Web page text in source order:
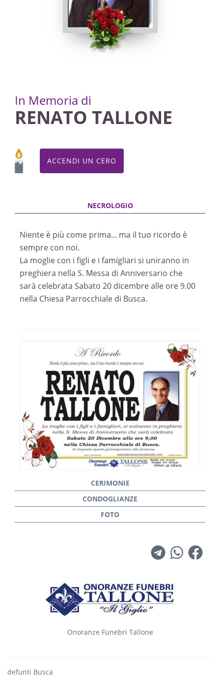
In Memoria di
RENATO TALLONE
ACCENDI UN CERO
Niente è più come prima... ma il tuo ricordo è
sempre con noi.
La moglie con i figli e i famigliari si uniranno in
preghiera nella S. Messa di Anniversario che
sarà celebrata Sabato 20 dicembre alle ore 9.00
nella Chiesa Parrocchiale di Busca.
Visibile a tutti gli utenti
INVIA CONDOGLIANZE
Onoranze Funebri Tallone
defunti Busca